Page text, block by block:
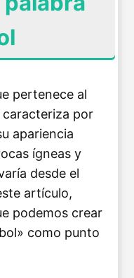
pertenece al
caracteriza por
apariencia
ígneas y
desde el
artículo,
podemos crear
como punto